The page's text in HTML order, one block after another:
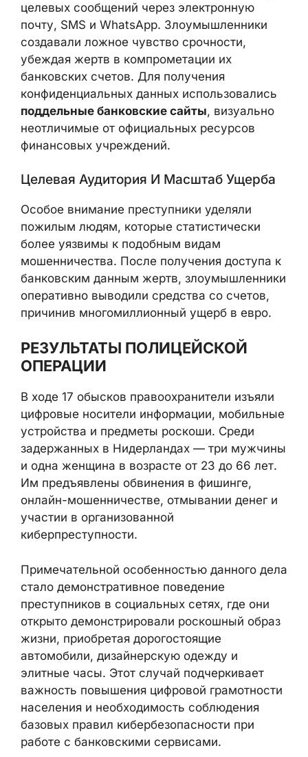
целевых сообщений через электронную
почту, SMS и WhatsApp. Злоумышленники
создавали ложное чувство срочности,
убеждая жертв в компрометации их
банковских счетов. Для получения
конфиденциальных данных использовались
поддельные банковские сайты, визуально
неотличимые от официальных ресурсов
финансовых учреждений.
Целевая Аудитория И Масштаб Ущерба
Особое внимание преступники уделяли
пожилым людям, которые статистически
более уязвимы к подобным видам
мошенничества. После получения доступа к
банковским данным жертв, злоумышленники
оперативно выводили средства со счетов,
причинив многомиллионный ущерб в евро.
РЕЗУЛЬТАТЫ ПОЛИЦЕЙСКОЙ
ОПЕРАЦИИ
В ходе 17 обысков правоохранители изъяли
цифровые носители информации, мобильные
устройства и предметы роскоши. Среди
задержанных в Нидерландах — три мужчины
и одна женщина в возрасте от 23 до 66 лет.
Им предъявлены обвинения в фишинге,
онлайн-мошенничестве, отмывании денег и
участии в организованной
киберпреступности.
Примечательной особенностью данного дела
стало демонстративное поведение
преступников в социальных сетях, где они
открыто демонстрировали роскошный образ
жизни, приобретая дорогостоящие
автомобили, дизайнерскую одежду и
элитные часы. Этот случай подчеркивает
важность повышения цифровой грамотности
населения и необходимость соблюдения
базовых правил кибербезопасности при
работе с банковскими сервисами.